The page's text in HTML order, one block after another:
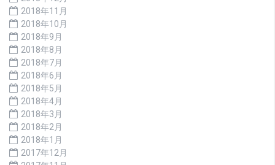
2018年11月
2018年10月
2018年9月
2018年8月
2018年7月
2018年6月
2018年5月
2018年4月
2018年3月
2018年2月
2018年1月
2017年12月